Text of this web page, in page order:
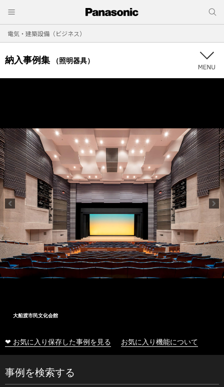
電気・建築設備（ビジネス）
納入事例集 （照明器具）
大船渡市民文化会館
❤ お気に入り保存した事例を見る お気に入り機能について
事例を検索する